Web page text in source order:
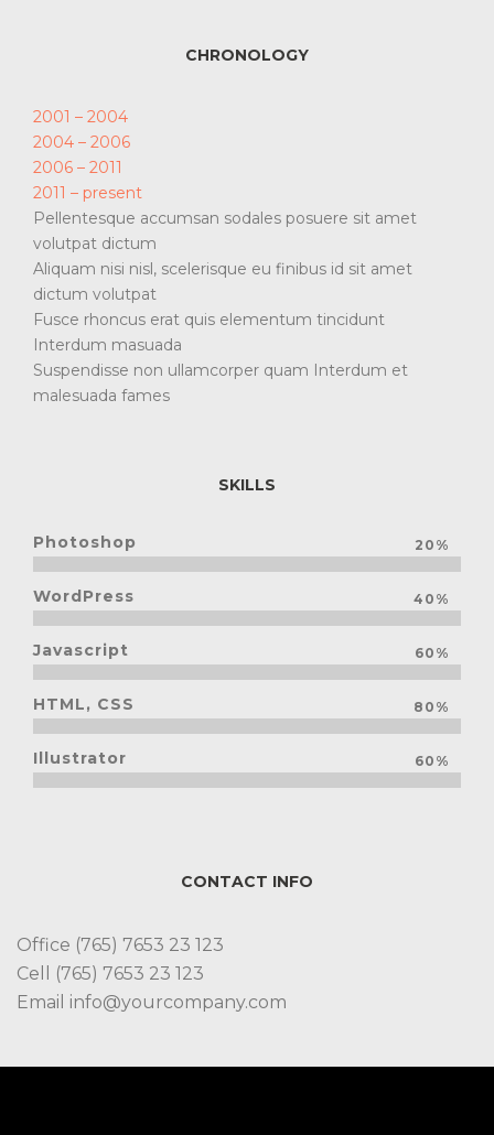
CHRONOLOGY
2001 – 2004
2004 – 2006
2006 – 2011
2011 – present
Pellentesque accumsan sodales posuere sit amet
volutpat dictum
Aliquam nisi nisl, scelerisque eu finibus id sit amet
dictum volutpat
Fusce rhoncus erat quis elementum tincidunt
Interdum masuada
Suspendisse non ullamcorper quam Interdum et
malesuada fames
SKILLS
Photoshop 20%
WordPress 40%
Javascript 60%
HTML, CSS 80%
Illustrator 60%
CONTACT INFO
Office (765) 7653 23 123
Cell (765) 7653 23 123
Email info@yourcompany.com